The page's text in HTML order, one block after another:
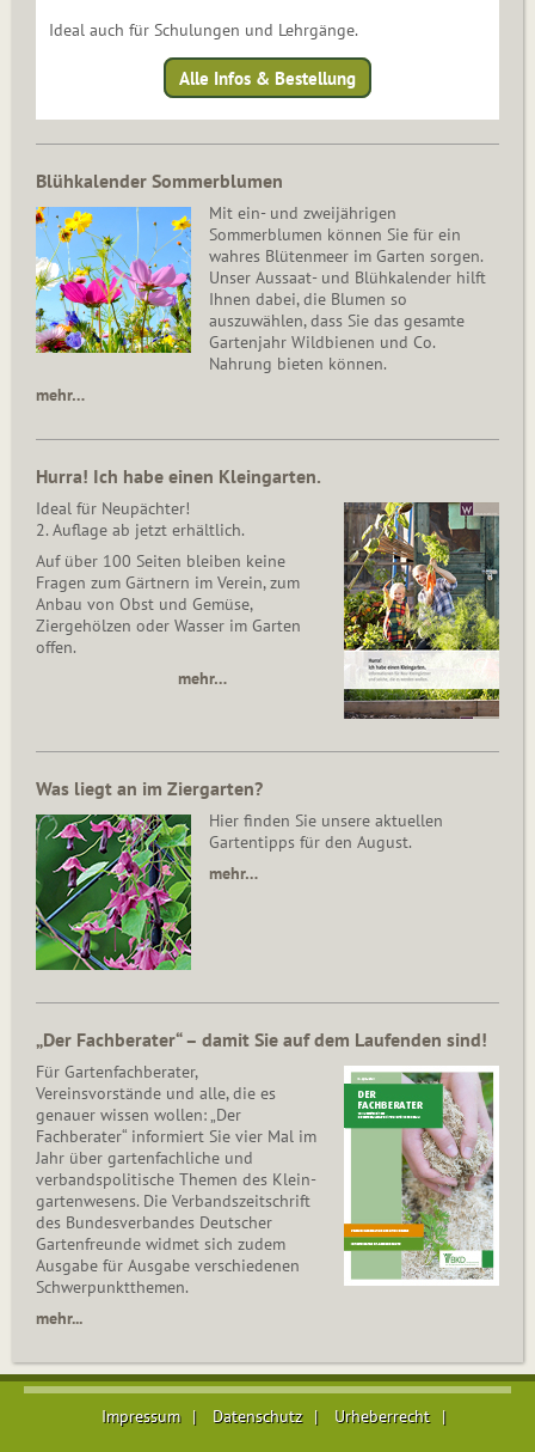
Ideal auch für Schulungen und Lehrgänge.
Alle Infos & Bestellung
Blühkalender Sommerblumen
Mit ein- und zweijährigen
Sommerblumen können Sie für ein
wahres Blütenmeer im Garten sorgen.
Unser Aussaat- und Blühkalender hilft
Ihnen dabei, die Blumen so
auszuwählen, dass Sie das gesamte
Gartenjahr Wildbienen und Co.
Nahrung bieten können.
mehr…
Hurra! Ich habe einen Kleingarten.
Ideal für Neupächter!
2. Auflage ab jetzt erhältlich.
Auf über 100 Seiten bleiben keine
Fragen zum Gärtnern im Verein, zum
Anbau von Obst und Gemüse,
Ziergehölzen oder Wasser im Garten
offen.
mehr…
Was liegt an im Ziergarten?
Hier finden Sie unsere aktuellen
Gartentipps für den August.
mehr…
„Der Fachberater“ – damit Sie auf dem Laufenden sind!
Für Gartenfachberater,
Vereinsvorstände und alle, die es
genauer wissen wollen: „Der
Fachberater“ informiert Sie vier Mal im
Jahr über gartenfachliche und
verbandspolitische Themen des Klein­
gar­ten­wesens. Die Ver­bands­zeit­schrift
des Bun­des­ver­ban­des Deutscher
Gartenfreunde widmet sich zudem
Ausgabe für Ausgabe verschiedenen
Schwer­punkt­the­men.
mehr...
Impressum Datenschutz Urheberrecht